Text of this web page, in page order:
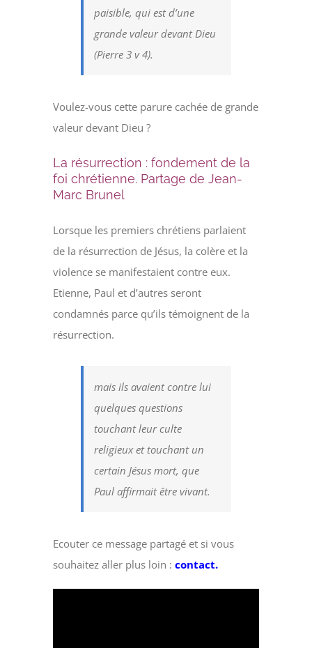
paisible, qui est d’une
grande valeur devant Dieu
(Pierre 3 v 4).
Voulez-vous cette parure cachée de grande
valeur devant Dieu ?
La résurrection : fondement de la
foi chrétienne. Partage de Jean-
Marc Brunel
Lorsque les premiers chrétiens parlaient
de la résurrection de Jésus, la colère et la
violence se manifestaient contre eux.
Etienne, Paul et d’autres seront
condamnés parce qu’ils témoignent de la
résurrection.
mais ils avaient contre lui
quelques questions
touchant leur culte
religieux et touchant un
certain Jésus mort, que
Paul affirmait être vivant.
Ecouter ce message partagé et si vous
souhaitez aller plus loin :contact.